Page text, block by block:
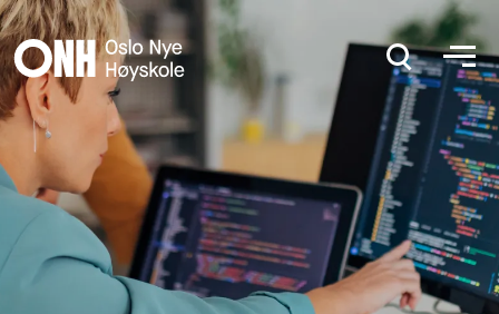
Hopp til hovedinnhold